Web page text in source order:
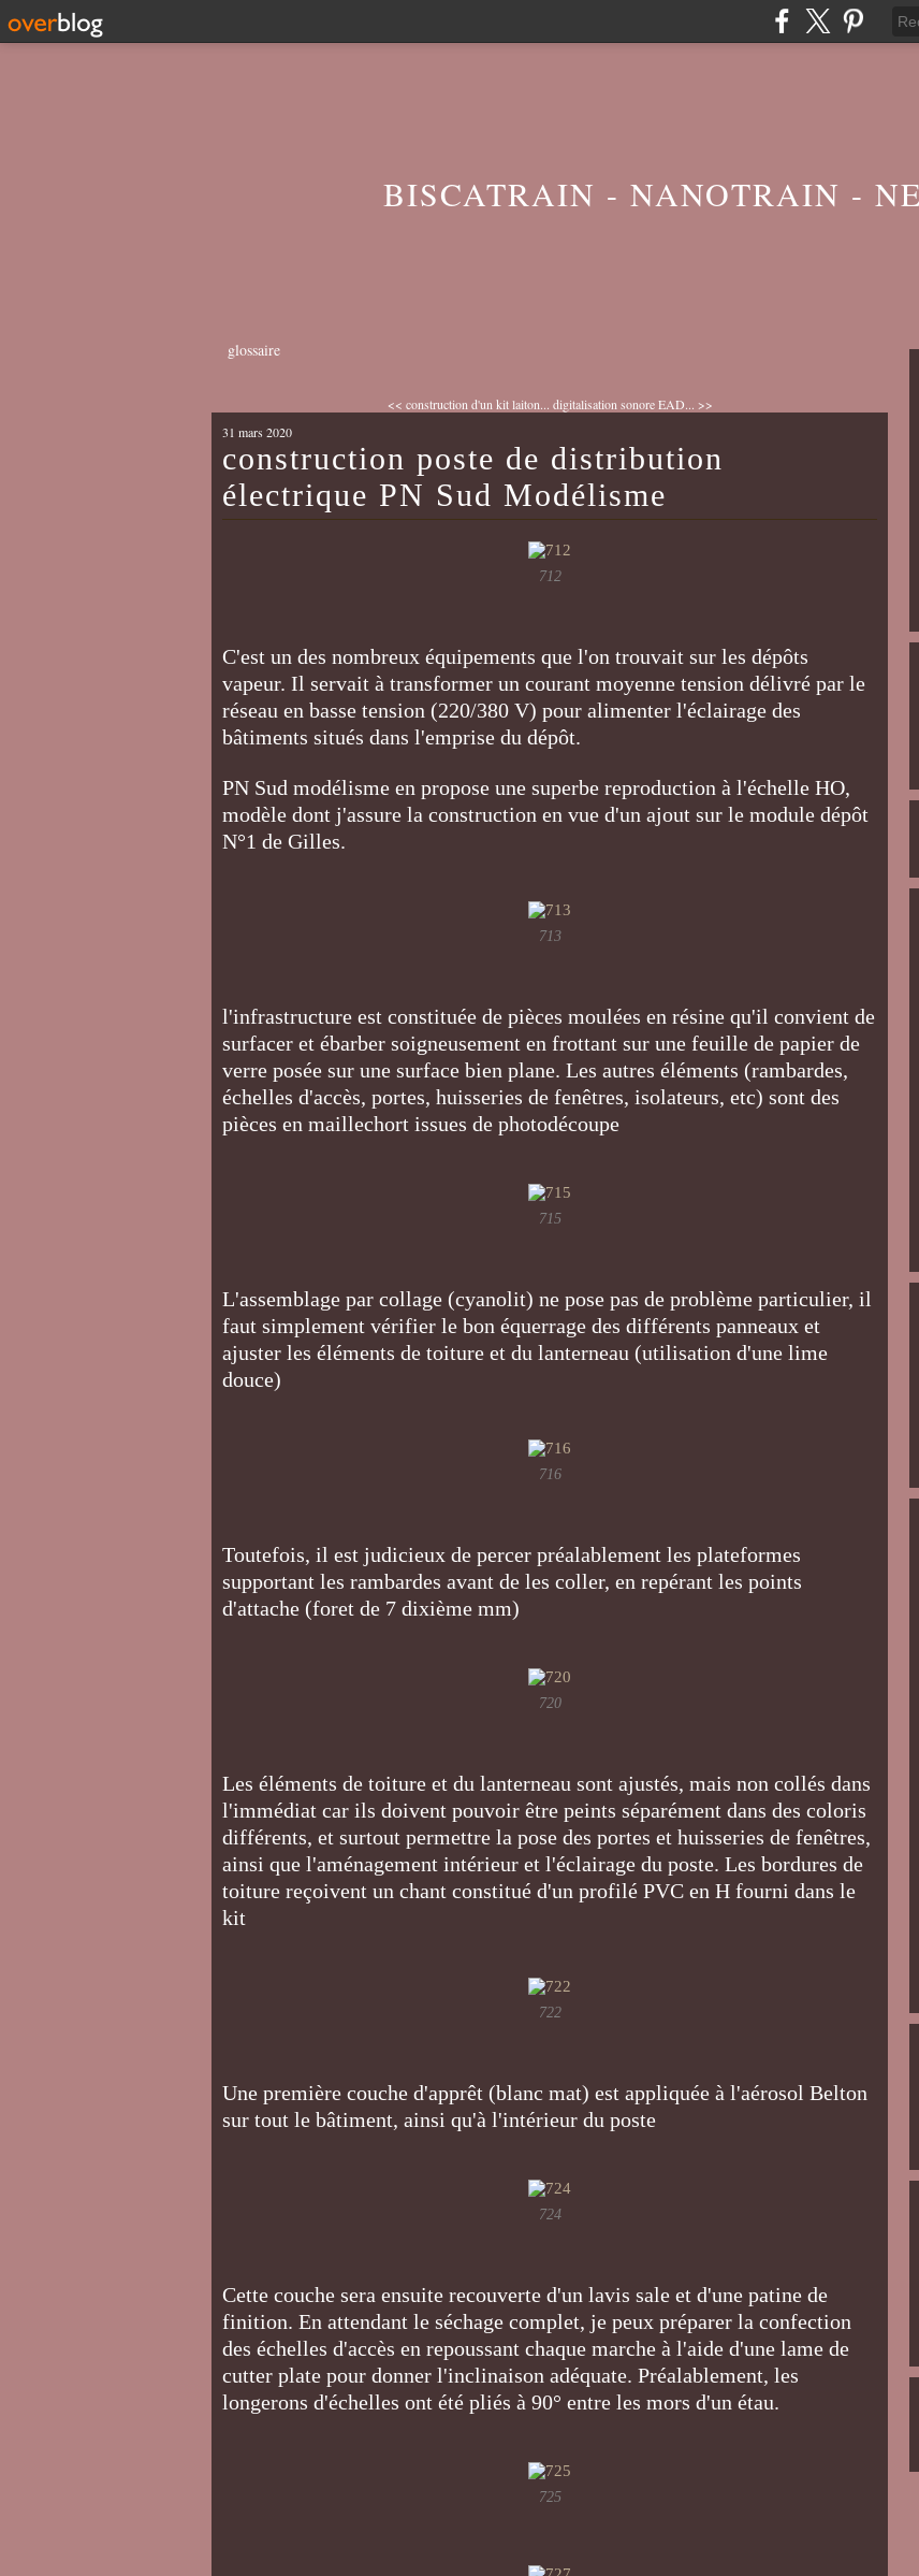
BISCATRAIN - NANOTRAIN -
glossaire
<< construction d'un kit laiton... digitalisation sonore EAD... >>
31 mars 2020
construction poste de distribution
électrique PN Sud Modélisme
712
C'est un des nombreux équipements que l'on trouvait sur les dépôts
vapeur. Il servait à transformer un courant moyenne tension délivré par le
réseau en basse tension (220/380 V) pour alimenter l'éclairage des
bâtiments situés dans l'emprise du dépôt.
PN Sud modélisme en propose une superbe reproduction à l'échelle HO,
modèle dont j'assure la construction en vue d'un ajout sur le module dépôt
N°1 de Gilles.
713
l'infrastructure est constituée de pièces moulées en résine qu'il convient de
surfacer et ébarber soigneusement en frottant sur une feuille de papier de
verre posée sur une surface bien plane. Les autres éléments (rambardes,
échelles d'accès, portes, huisseries de fenêtres, isolateurs, etc) sont des
pièces en maillechort issues de photodécoupe
715
L'assemblage par collage (cyanolit) ne pose pas de problème particulier, il
faut simplement vérifier le bon équerrage des différents panneaux et
ajuster les éléments de toiture et du lanterneau (utilisation d'une lime
douce)
716
Toutefois, il est judicieux de percer préalablement les plateformes
supportant les rambardes avant de les coller, en repérant les points
d'attache (foret de 7 dixième mm)
720
Les éléments de toiture et du lanterneau sont ajustés, mais non collés dans
l'immédiat car ils doivent pouvoir être peints séparément dans des coloris
différents, et surtout permettre la pose des portes et huisseries de fenêtres,
ainsi que l'aménagement intérieur et l'éclairage du poste. Les bordures de
toiture reçoivent un chant constitué d'un profilé PVC en H fourni dans le
kit
722
Une première couche d'apprêt (blanc mat) est appliquée à l'aérosol Belton
sur tout le bâtiment, ainsi qu'à l'intérieur du poste
724
Cette couche sera ensuite recouverte d'un lavis sale et d'une patine de
finition. En attendant le séchage complet, je peux préparer la confection
des échelles d'accès en repoussant chaque marche à l'aide d'une lame de
cutter plate pour donner l'inclinaison adéquate. Préalablement, les
longerons d'échelles ont été pliés à 90° entre les mors d'un étau.
725